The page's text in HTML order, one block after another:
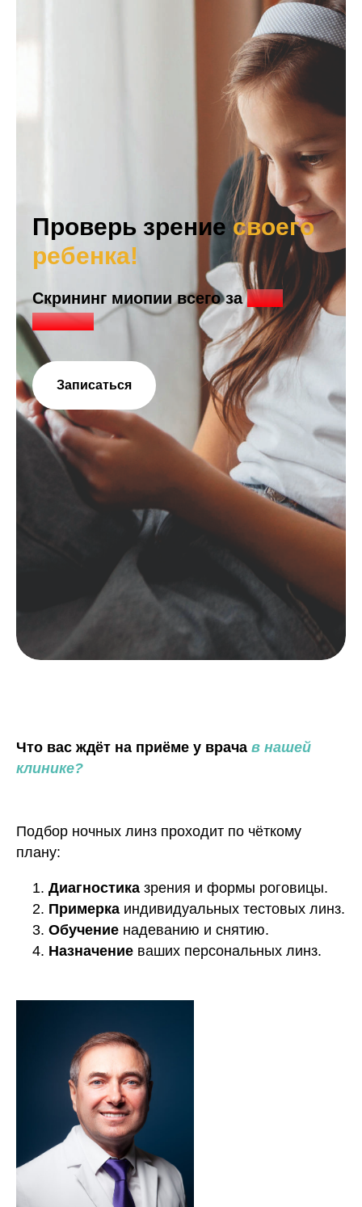
Проверь зрениесвоего
ребенка!
Скрининг миопии всего за 1990
рублей!
Записаться
Что вас ждёт на приёме у врача в нашей
клинике?
Подбор ночных линз проходит по чёткому
плану:
Диагностика зрения и формы роговицы.
Примерка индивидуальных тестовых линз.
Обучение надеванию и снятию.
Назначение ваших персональных линз.